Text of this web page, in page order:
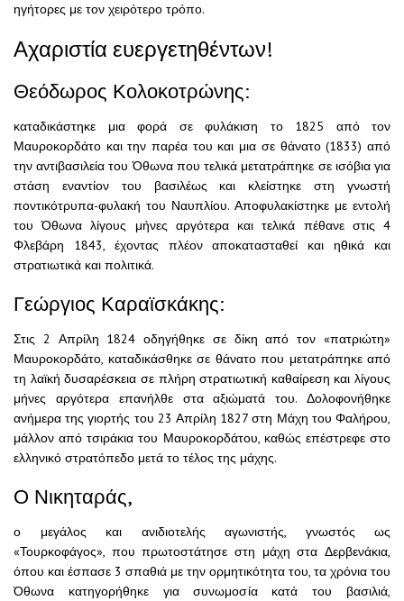
ηγήτορες με τον χειρότερο τρόπο.
Αχαριστία ευεργετηθέντων!
Θεόδωρος Κολοκοτρώνης:
καταδικάστηκε μια φορά σε φυλάκιση το 1825 από τον
Μαυροκορδάτο και την παρέα του και μια σε θάνατο (1833) από
την αντιβασιλεία του Όθωνα που τελικά μετατράπηκε σε ισόβια για
στάση εναντίον του βασιλέως και κλείστηκε στη γνωστή
ποντικότρυπα-φυλακή του Ναυπλίου. Αποφυλακίστηκε με εντολή
του Όθωνα λίγους μήνες αργότερα και τελικά πέθανε στις 4
Φλεβάρη 1843, έχοντας πλέον αποκατασταθεί και ηθικά και
στρατιωτικά και πολιτικά.
Γεώργιος Καραϊσκάκης:
Στις 2 Απρίλη 1824 οδηγήθηκε σε δίκη από τον «πατριώτη»
Μαυροκορδάτο, καταδικάσθηκε σε θάνατο που μετατράπηκε από
τη λαϊκή δυσαρέσκεια σε πλήρη στρατιωτική καθαίρεση και λίγους
μήνες αργότερα επανήλθε στα αξιώματά του. Δολοφονήθηκε
ανήμερα της γιορτής του 23 Απρίλη 1827 στη Μάχη του Φαλήρου,
μάλλον από τσιράκια του Μαυροκορδάτου, καθώς επέστρεφε στο
ελληνικό στρατόπεδο μετά το τέλος της μάχης.
Ο Νικηταράς,
ο μεγάλος και ανιδιοτελής αγωνιστής, γνωστός ως
«Τουρκοφάγος», που πρωτοστάτησε στη μάχη στα Δερβενάκια,
όπου και έσπασε 3 σπαθιά με την ορμητικότητα του, τα χρόνια του
Όθωνα κατηγορήθηκε για συνωμοσία κατά του βασιλιά,